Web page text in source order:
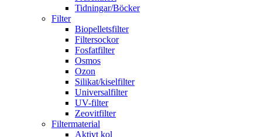
Tidningar/Böcker
Filter
Biopelletsfilter
Filtersockor
Fosfatfilter
Osmos
Ozon
Silikat/kiselfilter
Universalfilter
UV-filter
Zeovitfilter
Filtermaterial
Aktivt kol